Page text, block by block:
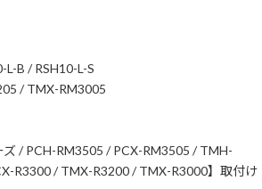
L-B / RSH10-L-S
/ TMX-RM3005
/ PCH-RM3505 / PCX-RM3505 / TMH-
R3300 / TMX-R3200 / TMX-R3000】取付け